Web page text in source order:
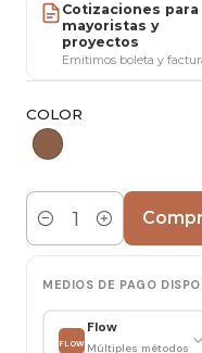
Características
Largo: 75 cm
Alto: 45 cm
Cubierta: MDF
Niveles: 2
Base inferior
Ideal para
Entrada de hogar
Cotizaciones para
mayoristas y
proyectos
Emitimos boleta y
COLOR
Cantidad
MEDIOS DE PAGO
FLOW
Flow
Múltiples métodos